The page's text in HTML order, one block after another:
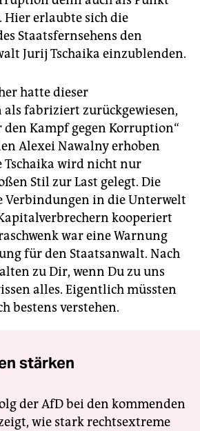
Hier erlaubte sich die
Staatsfernsehens den
Jurij Tschaika einzublenden.
hatte dieser
fabriziert zurückgewiesen,
den Kampf gegen Korruption“
Alexei Nawalny erhoben
Tschaika wird nicht nur
Stil zur Last gelegt. Die
Verbindungen in die Unterwelt
kooperiert
war eine Warnung
für den Staatsanwalt. Nach
zu Dir, wenn Du zu uns
alles. Eigentlich müssten
bestens verstehen.
stärken
der AfD bei den kommenden
wie stark rechtsextreme